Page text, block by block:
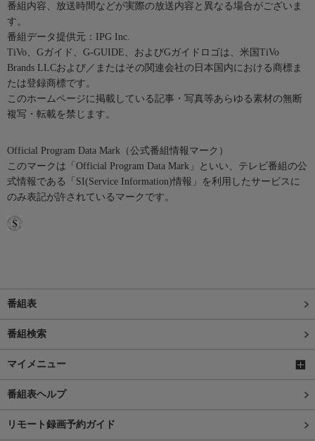
番組内容、放送時間などが実際の放送内容と異なる場合がございま
す。
番組データ提供元：IPG Inc.
TiVo、Gガイド、G-GUIDE、およびGガイドロゴは、米国TiVo
Brands LLCおよび／またはその関連会社の日本国内における商標ま
たは登録商標です。
このホームページに掲載している記事・写真等あらゆる素材の無断
複写・転載を禁じます。
Official Program Data Mark（公式番組情報マーク）
このマークは「Official Program Data Mark」といい、テレビ番組の公
式情報である「SI(Service Information)情報」を利用したサービスに
のみ表記が許されているマークです。
番組表
番組検索
マイメニュー
番組表ヘルプ
リモート録画予約ガイド